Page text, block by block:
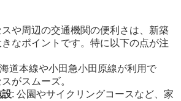
や周辺の交通機関の便利さは、新築
なポイントです。特に以下の点が注
道本線や小田急小田原線が利用で
がスムーズ。
設: 公園やサイクリングコースなど、家